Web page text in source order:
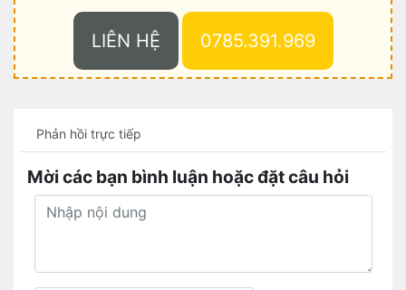
LIÊN HỆ 0785.391.969
Phản hồi trực tiếp
Mời các bạn bình luận hoặc đặt câu hỏi